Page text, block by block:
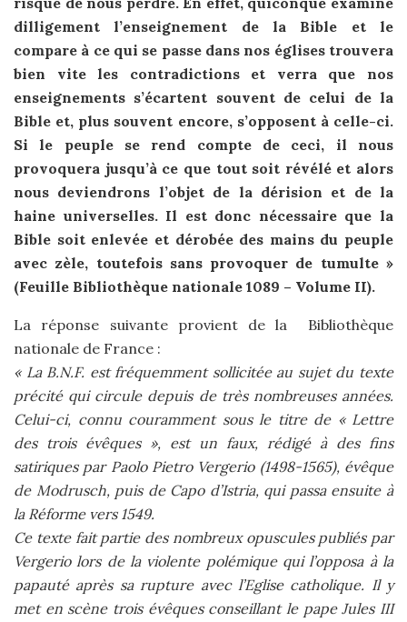
dilligement l’enseignement de la Bible et le
compare à ce qui se passe dans nos églises trouvera
bien vite les contradictions et verra que nos
enseignements s’écartent souvent de celui de la
Bible et, plus souvent encore, s’opposent à celle-ci.
Si le peuple se rend compte de ceci, il nous
provoquera jusqu’à ce que tout soit révélé et alors
nous deviendrons l’objet de la dérision et de la
haine universelles. Il est donc nécessaire que la
Bible soit enlevée et dérobée des mains du peuple
avec zèle, toutefois sans provoquer de tumulte »
(Feuille Bibliothèque nationale 1089 – Volume II).
La réponse suivante provient de la Bibliothèque
nationale de France :
« La B.N.F. est fréquemment sollicitée au sujet du texte
précité qui circule depuis de très nombreuses années.
Celui-ci, connu couramment sous le titre de « Lettre
des trois évêques », est un faux, rédigé à des fins
satiriques par Paolo Pietro Vergerio (1498-1565), évêque
de Modrusch, puis de Capo d’Istria, qui passa ensuite à
la Réforme vers 1549.
Ce texte fait partie des nombreux opuscules publiés par
Vergerio lors de la violente polémique qui l’opposa à la
papauté après sa rupture avec l’Eglise catholique. Il y
met en scène trois évêques conseillant le pape Jules III